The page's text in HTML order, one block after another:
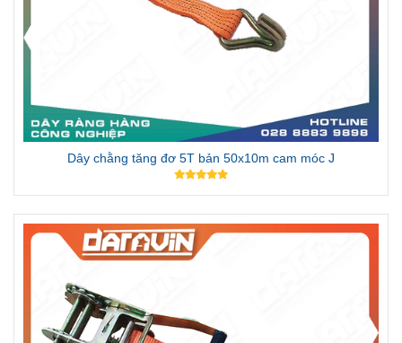
Dây chằng tăng đơ 5T bản 50x10m cam móc J